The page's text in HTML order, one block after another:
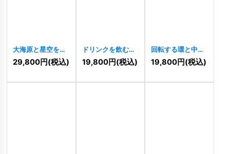
大海原と星空を渡
る帆船のロゴ
11470 ]
29,800円(税込)
ドリンクを飲む女
の子のキュートな
ロゴ 11461]
19,800円(税込)
回転する環と中心
のロゴ[11468]
19,800円(税込)